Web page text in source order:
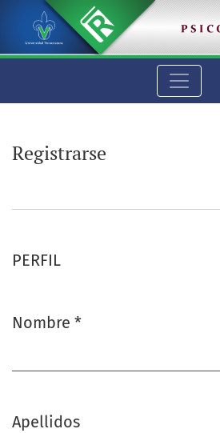
Registrarse
Registrarse
PERFIL
Nombre *
Apellidos